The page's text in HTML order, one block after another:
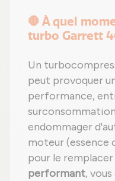
🛑 À quel
turbo Garrett
Un
peut provoquer
performance,
endommager
moteur (essence
pour le
performant,